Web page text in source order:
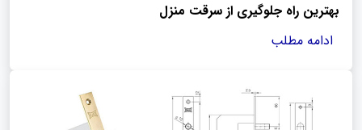
بهترین راه جلوگیری از سرقت منزل
ادامه مطلب